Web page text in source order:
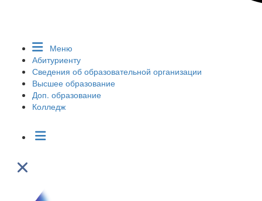
Меню
Абитуриенту
Сведения об образовательной организации
Высшее образование
Доп. образование
Колледж